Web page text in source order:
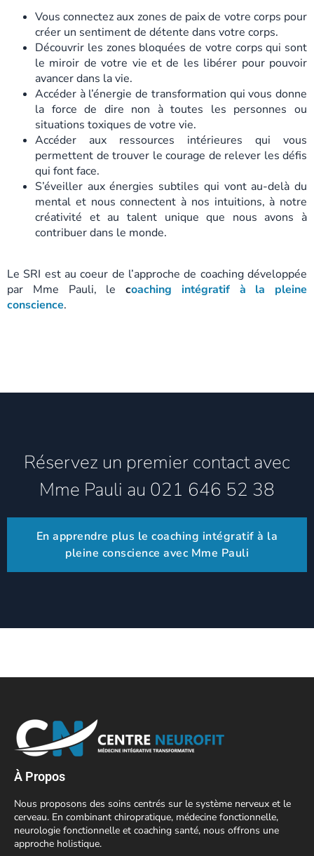
Vous connectez aux zones de paix de votre corps pour
créer un sentiment de détente dans votre corps.
Découvrir les zones bloquées de votre corps qui sont
le miroir de votre vie et de les libérer pour pouvoir
avancer dans la vie.
Accéder à l’énergie de transformation qui vous donne
la force de dire non à toutes les personnes ou
situations toxiques de votre vie.
Accéder aux ressources intérieures qui vous
permettent de trouver le courage de relever les défis
qui font face.
S’éveiller aux énergies subtiles qui vont au-delà du
mental et nous connectent à nos intuitions, à notre
créativité et au talent unique que nous avons à
contribuer dans le monde.
Le SRI est au coeur de l’approche de coaching développée
par Mme Pauli, le coaching intégratif à la pleine
conscience.
Réservez un premier contact avec
Mme Pauli au 021 646 52 38
En apprendre plus le coaching intégratif à la
pleine conscience avec Mme Pauli
À Propos
Nous proposons des soins centrés sur le système nerveux et le
cerveau. En combinant chiropratique, médecine fonctionnelle,
neurologie fonctionnelle et coaching santé, nous offrons une
approche holistique.